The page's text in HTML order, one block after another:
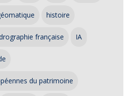
histoire
française IA
du patrimoine